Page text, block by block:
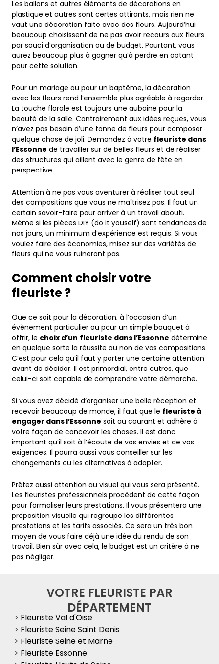
Les ballons et autres éléments de décorations en
plastique et autres sont certes attirants, mais rien ne
vaut une décoration faite avec des fleurs. Aujourd’hui
beaucoup choisissent de ne pas avoir recours aux fleurs
par souci d’organisation ou de budget. Pourtant, vous
aurez beaucoup plus à gagner qu’à perdre en optant
pour cette solution.
Pour un mariage ou pour un baptême, la décoration
avec les fleurs rend l’ensemble plus agréable à regarder.
La touche florale est toujours une aubaine pour la
beauté de la salle. Contrairement aux idées reçues, vous
n’avez pas besoin d’une tonne de fleurs pour composer
quelque chose de joli. Demandez à votre fleuriste dans
l’Essonne de travailler sur de belles fleurs et de réaliser
des structures qui aillent avec le genre de fête en
perspective.
Attention à ne pas vous aventurer à réaliser tout seul
des compositions que vous ne maîtrisez pas. Il faut un
certain savoir-faire pour arriver à un travail abouti.
Même si les pièces DIY (do it youself) sont tendances de
nos jours, un minimum d’expérience est requis. Si vous
voulez faire des économies, misez sur des variétés de
fleurs qui ne vous ruineront pas.
Comment choisir votre
fleuriste ?
Que ce soit pour la décoration, à l’occasion d’un
évènement particulier ou pour un simple bouquet à
offrir, le choix d’un fleuriste dans l’Essonne détermine
en quelque sorte la réussite ou non de vos compositions.
C’est pour cela qu’il faut y porter une certaine attention
avant de décider. Il est primordial, entre autres, que
celui-ci soit capable de comprendre votre démarche.
Si vous avez décidé d’organiser une belle réception et
recevoir beaucoup de monde, il faut que le fleuriste à
engager dans l’Essonne soit au courant et adhère à
votre façon de concevoir les choses. Il est donc
important qu’il soit à l’écoute de vos envies et de vos
exigences. Il pourra aussi vous conseiller sur les
changements ou les alternatives à adopter.
Prêtez aussi attention au visuel qui vous sera présenté.
Les fleuristes professionnels procèdent de cette façon
pour formaliser leurs prestations. Il vous présentera une
proposition visuelle qui regroupe les différentes
prestations et les tarifs associés. Ce sera un très bon
moyen de vous faire déjà une idée du rendu de son
travail. Bien sûr avec cela, le budget est un critère à ne
pas négliger.
VOTRE FLEURISTE PAR
DÉPARTEMENT
> Fleuriste Val d'Oise
> Fleuriste Seine Saint Denis
> Fleuriste Seine et Marne
> Fleuriste Essonne